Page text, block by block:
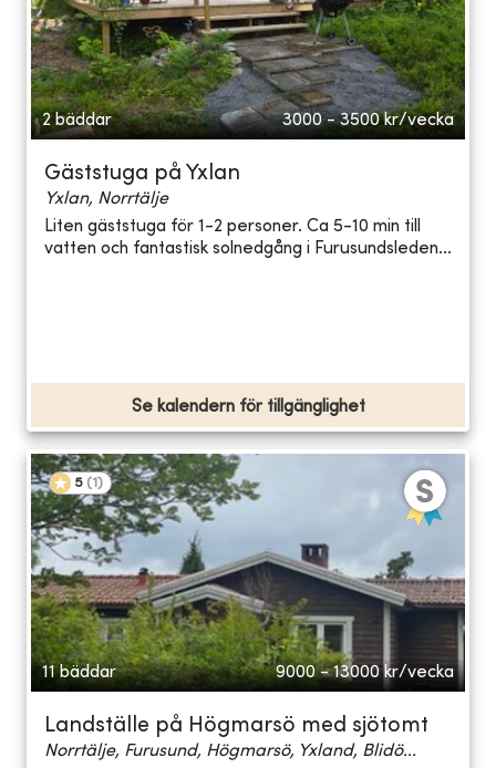
2 bäddar 3000 - 3500 kr/vecka
Gäststuga på Yxlan
Yxlan, Norrtälje
Liten gäststuga för 1-2 personer. Ca 5-10 min till
vatten och fantastisk solnedgång i Furusundsleden...
Se kalendern för tillgänglighet
5 (1 )
11 bäddar 9000 - 13000 kr/vecka
Landställe på Högmarsö med sjötomt
Norrtälje, Furusund, Högmarsö, Yxland, Blidö...